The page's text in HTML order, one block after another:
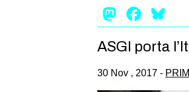
ASGI porta
30 Nov , 2017 -